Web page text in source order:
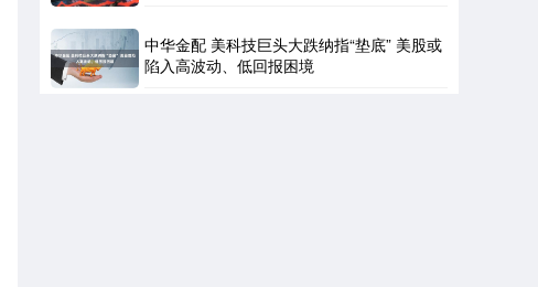
中华金配 美科技巨头大跌纳指“垫底” 美股或
陷入高波动、低回报困境